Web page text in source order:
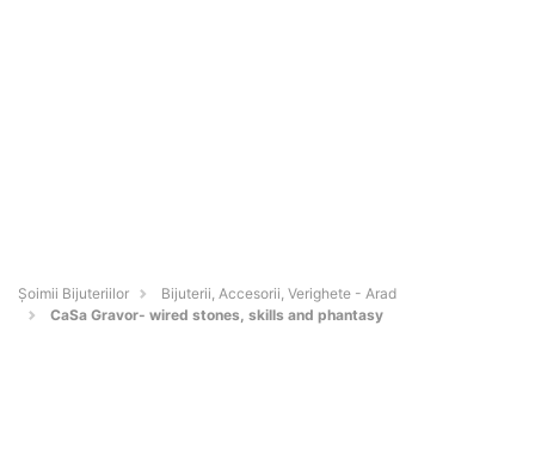
Şoimii Bijuteriilor
Bijuterii, Accesorii, Verighete - Arad
CaSa Gravor- wired stones, skills and phantasy